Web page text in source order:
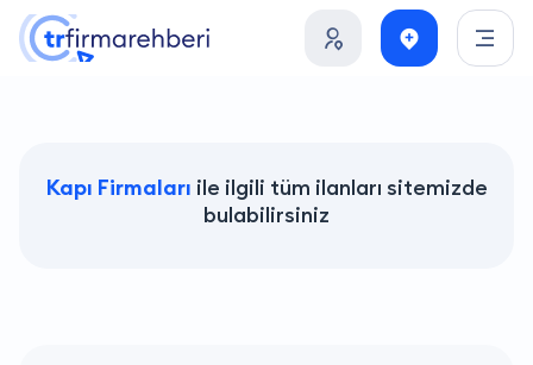
Kapı Firmaları ile ilgili tüm ilanları sitemizde
bulabilirsiniz